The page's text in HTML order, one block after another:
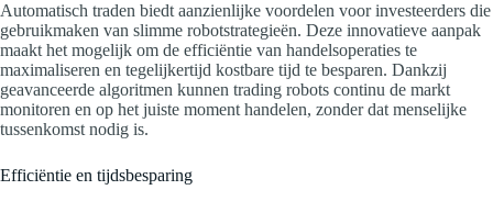
Automatisch traden biedt aanzienlijke voordelen voor investeerders die
gebruikmaken van slimme robotstrategieën. Deze innovatieve aanpak
maakt het mogelijk om de efficiëntie van handelsoperaties te
maximaliseren en tegelijkertijd kostbare tijd te besparen. Dankzij
geavanceerde algoritmen kunnen trading robots continu de markt
monitoren en op het juiste moment handelen, zonder dat menselijke
tussenkomst nodig is.
Efficiëntie en tijdsbesparing